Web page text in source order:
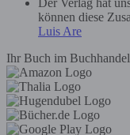
können diese
Luis Are
Ihr Buch im Buchhandel